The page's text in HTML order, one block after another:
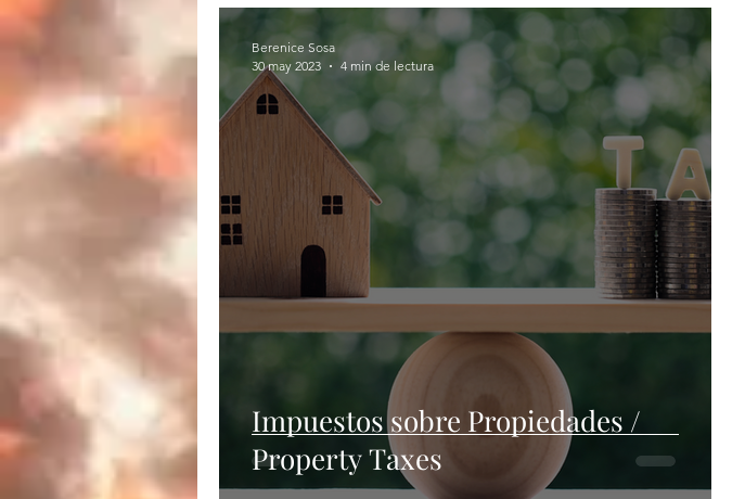
Impuestos sobre Propiedades /
Property Taxes
Berenice Sosa
30 may 2023
4 min de lectura